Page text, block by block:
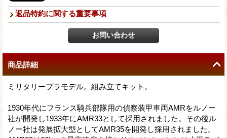
返品特約に関する重要事項
商品詳細
ミリタリープラモデル。組み立てキット。
1930年代にフランス騎兵部隊用の偵察装甲車両AMRをルノー
社が開発し1933年にAMR33として採用されました。その後ル
ノー社は発展拡大型としてAMR35を開発し採用されました。